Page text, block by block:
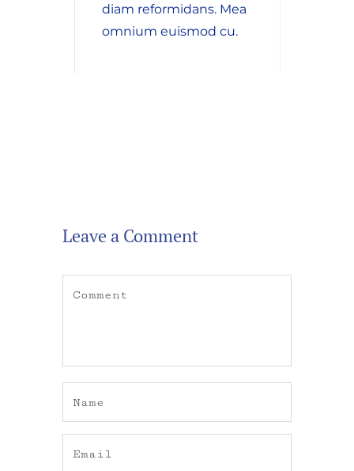
diam reformidans. Mea
omnium euismod cu.
Leave a Comment